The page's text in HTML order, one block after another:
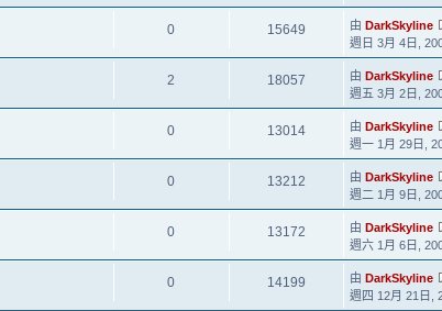
0 15649 由DarkSkyline
週日 3月 4日,
2 18057 由DarkSkyline
週五 3月 2日,
0 13014 由DarkSkyline
週一 1月 29日,
0 13212 由DarkSkyline
週二 1月 9日,
0 13172 由DarkSkyline
週六 1月 6日,
0 14199 由DarkSkyline
週四 12月 21日,